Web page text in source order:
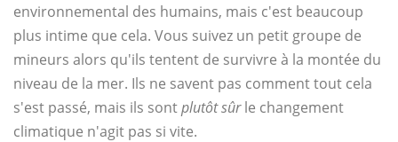
environnemental des humains, mais c'est beaucoup
plus intime que cela. Vous suivez un petit groupe de
mineurs alors qu'ils tentent de survivre à la montée du
niveau de la mer. Ils ne savent pas comment tout cela
s'est passé, mais ils sontplutôt sûrle changement
climatique n'agit pas si vite.